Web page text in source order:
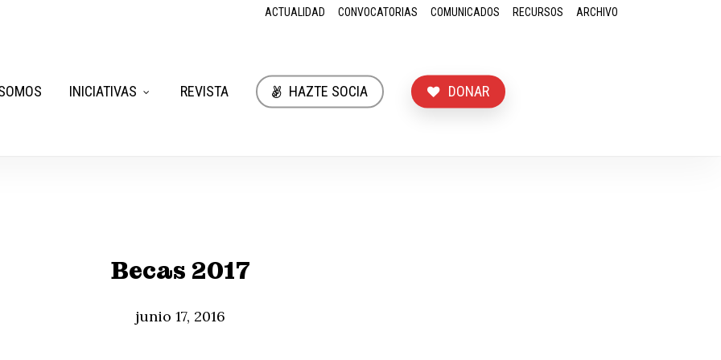
ACTUALIDAD CONVOCATORIAS COMUNICADOS RECURSOS ARCHIVO
INICIATIVAS REVISTA HAZTE SOCIA DONAR
Becas 2017
junio 17, 2016